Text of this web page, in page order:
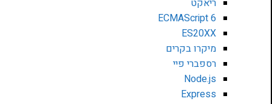
ריאקט
ECMAScript 6
ES20XX
מיקרו בקרים
רספברי פיי
Node.js
Express